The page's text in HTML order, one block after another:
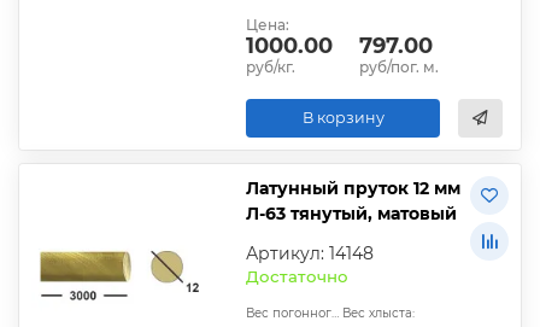
Цена:
1000.00
руб/кг.
797.00
руб/пог. м.
В корзину
Латунный пруток 12 мм
Л-63 тянутый, матовый
Артикул: 14148
Достаточно
Вес погонного метра, кг: Вес хлыста: